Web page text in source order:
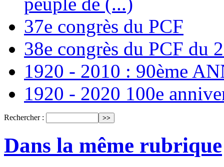
37e congrès du PCF
38e congrès du PCF du
1920 - 2010 : 90ème
1920 - 2020 100e
Rechercher :
Dans la même rubrique